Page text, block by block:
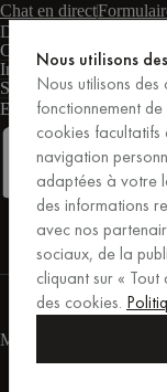
Chat en direct
Du lundi au vendredi :
Conditions
Informations
Soutien
Entreprises PRO
Modes de paiement
Nous utilisons
Nous utilisons
fonctionnement
cookies
navigation
adaptées à votre
des informations
avec nos
sociaux, de la
cliquant sur «
des cookies.